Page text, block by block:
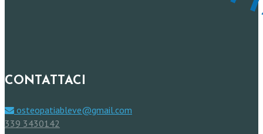
CONTATTACI
osteopatiableve@gmail.com
339 3430142